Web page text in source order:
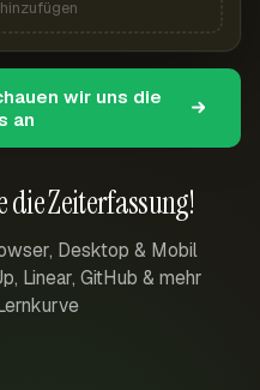
die Zeiterfassung!
Desktop & Mobil
Linear, GitHub & mehr
wir uns die
an